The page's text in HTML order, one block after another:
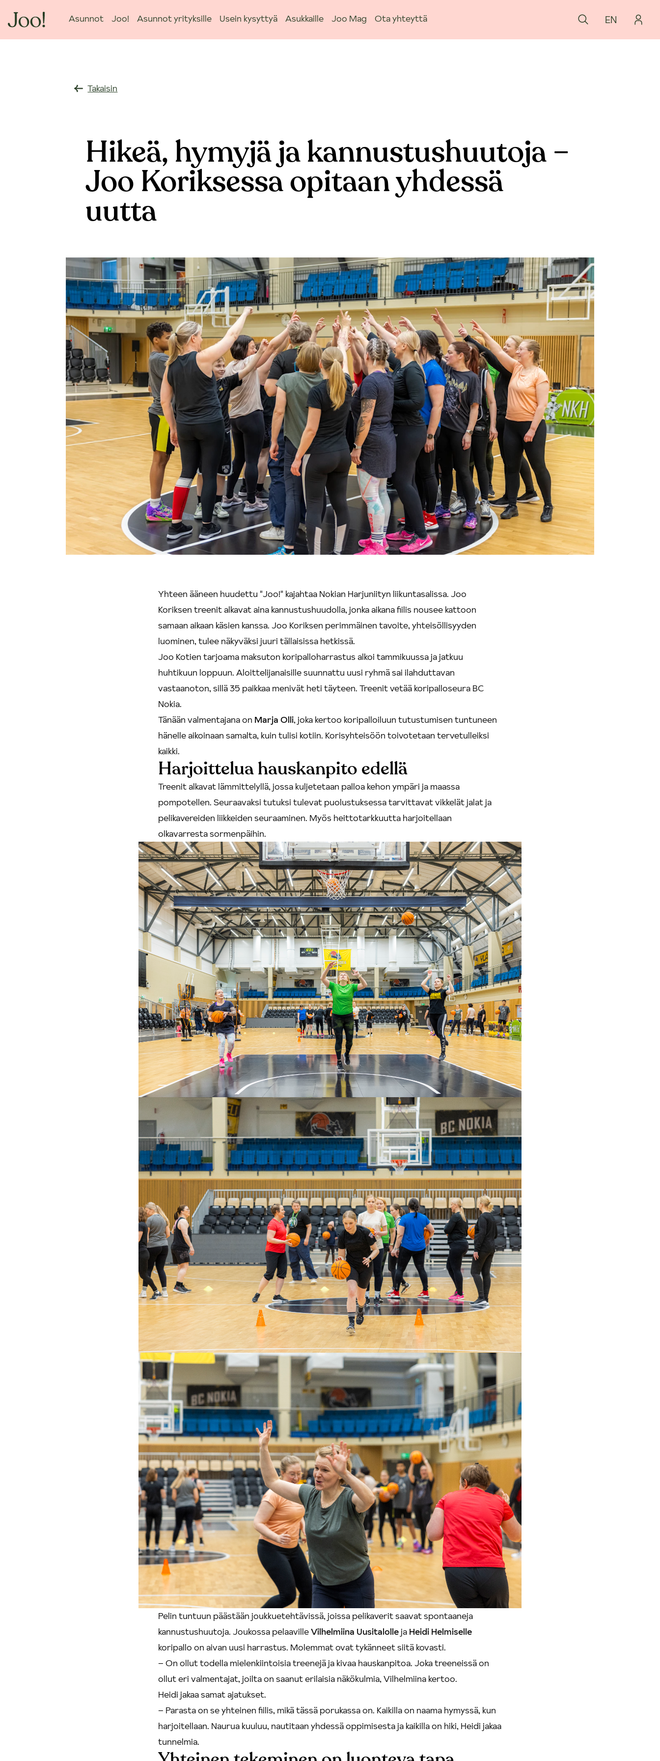
Asunnot Joo! Asunnot yrityksille Usein kysyttyä Asukkaille Joo Mag Ota yhteyttä EN
Takaisin
Hikeä, hymyjä ja kannustushuutoja –
Joo Koriksessa opitaan yhdessä
uutta
Yhteen ääneen huudettu "Joo!" kajahtaa Nokian Harjuniityn liikuntasalissa. Joo
Koriksen treenit alkavat aina kannustushuudolla, jonka aikana fiilis nousee kattoon
samaan aikaan käsien kanssa. Joo Koriksen perimmäinen tavoite, yhteisöllisyyden
luominen, tulee näkyväksi juuri tällaisissa hetkissä.
Joo Kotien tarjoama maksuton koripalloharrastus alkoi tammikuussa ja jatkuu
huhtikuun loppuun. Aloittelijanaisille suunnattu uusi ryhmä sai ilahduttavan
vastaanoton, sillä 35 paikkaa menivät heti täyteen. Treenit vetää koripalloseura BC
Nokia.
Tänään valmentajana on Marja Olli, joka kertoo koripalloiluun tutustumisen tuntuneen
hänelle aikoinaan samalta, kuin tulisi kotiin. Korisyhteisöön toivotetaan tervetulleiksi
kaikki.
Harjoittelua hauskanpito edellä
Treenit alkavat lämmittelyllä, jossa kuljetetaan palloa kehon ympäri ja maassa
pompotellen. Seuraavaksi tutuksi tulevat puolustuksessa tarvittavat vikkelät jalat ja
pelikavereiden liikkeiden seuraaminen. Myös heittotarkkuutta harjoitellaan
olkavarresta sormenpäihin.
Pelin tuntuun päästään joukkuetehtävissä, joissa pelikaverit saavat spontaaneja
kannustushuutoja. Joukossa pelaavilleVilhelmiina Uusitalolleja Heidi Helmiselle
koripallo on aivan uusi harrastus. Molemmat ovat tykänneet siitä kovasti.
– On ollut todella mielenkiintoisia treenejä ja kivaa hauskanpitoa. Joka treeneissä on
ollut eri valmentajat, joilta on saanut erilaisia näkökulmia, Vilhelmiina kertoo.
Heidi jakaa samat ajatukset.
– Parasta on se yhteinen fiilis, mikä tässä porukassa on. Kaikilla on naama hymyssä, kun
harjoitellaan. Naurua kuuluu, nautitaan yhdessä oppimisesta ja kaikilla on hiki, Heidi jakaa
tunnelmia.